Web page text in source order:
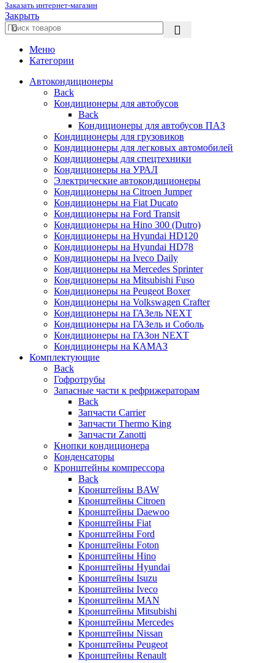
Заказать интернет-магазин
Закрыть
Меню
Категории
Автокондиционеры
Back
Кондиционеры для автобусов
Back
Кондиционеры для автобусов ПАЗ
Кондиционеры для грузовиков
Кондиционеры для легковых автомобилей
Кондиционеры для спецтехники
Кондиционеры на УРАЛ
Электрические автокондиционеры
Кондиционеры на Citroen Jumper
Кондиционеры на Fiat Ducato
Кондиционеры на Ford Transit
Кондиционеры на Hino 300 (Dutro)
Кондиционеры на Hyundai HD120
Кондиционеры на Hyundai HD78
Кондиционеры на Iveco Daily
Кондиционеры на Mercedes Sprinter
Кондиционеры на Mitsubishi Fuso
Кондиционеры на Peugeot Boxer
Кондиционеры на Volkswagen Crafter
Кондиционеры на ГАЗель NEXT
Кондиционеры на ГАЗель и Соболь
Кондиционеры на ГАЗон NEXT
Кондиционеры на КАМАЗ
Комплектующие
Back
Гофротрубы
Запасные части к рефрижераторам
Back
Запчасти Carrier
Запчасти Thermo King
Запчасти Zanotti
Кнопки кондиционера
Конденсаторы
Кронштейны компрессора
Back
Кронштейны BAW
Кронштейны Citroen
Кронштейны Daewoo
Кронштейны Fiat
Кронштейны Ford
Кронштейны Foton
Кронштейны Hino
Кронштейны Hyundai
Кронштейны Isuzu
Кронштейны Iveco
Кронштейны MAN
Кронштейны Mitsubishi
Кронштейны Mеrcedes
Кронштейны Nissan
Кронштейны Peugeot
Кронштейны Renault